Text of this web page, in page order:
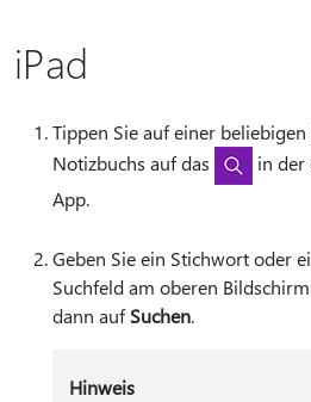
iPad
Tippen Sie auf einer
Notizbuchs auf das
in der
App.
Geben Sie ein Stichwort oder
Suchfeld am oberen
dann aufSuchen.
Hinweis